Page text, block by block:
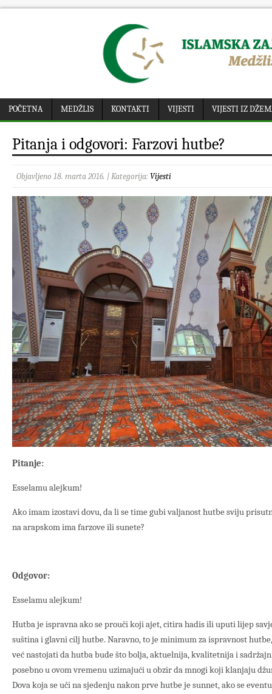
POČETNA MEDŽLIS KONTAKTI VIJESTI VIJESTI IZ
Pitanja i odgovori: Farzovi hutbe?
Objavljeno 18. marta 2016. | Kategorija: Vijesti
Pitanje:
Esselamu alejkum!
Ako imam izostavi dovu, da li se time gubi valjanost hutbe sviju
na arapskom ima farzove ili sunete?
Odgovor:
Esselamu alejkum!
Hutba je ispravna ako se prouči koji ajet, citira hadis ili uputi lijep
suština i glavni cilj hutbe. Naravno, to je minimum za ispravnost
već nastojati da hutba bude što bolja, aktuelnija, kvalitetnija i
posebno u ovom vremenu uzimajući u obzir da mnogi koji klanjaju
Dova koja se uči na sjedenju nakon prve hutbe je sunnet, ako se